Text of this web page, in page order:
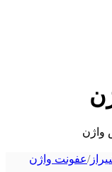
واژن
/عفونت واژن